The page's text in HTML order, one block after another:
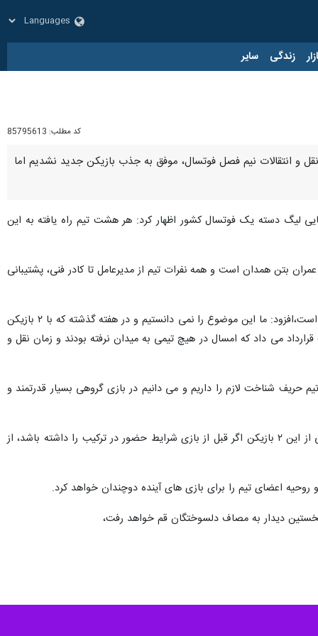
زندگی سایر
کد مطلب: 85795613
و انتقالات نیم فصل فوتسال، موفق به جذب بازیکن جدید نشدیم اما
لیگ دسته یک فوتسال کشور اظهار کرد: هر هشت تیم راه یافته به این
بتن همدان است و همه نفرات تیم از مدیرعامل تا کادر فنی، پشتیبانی
زارعی با بیان به اینکه در قانون کمیته فوتسال فدراسیون فوتبال، فصل جابه جایی بازیکنان در مرحله قبلی پایان یافته است،افزود: ما این موضوع را نمی دانستیم و در هفته گذشته که با ۲ بازیکن
می داد که امسال در هیچ تیمی به میدان نرفته بودند و زمان نقل و
شناخت لازم را داریم و می دانیم در بازی گروهی بسیار قدرتمند و
سرمربی عمران بتن اکباتان خاطرنشان کرد: در بازی امروز ۲ بازیکن را به دلیل مصدومیت در اختیار نداریم و البته یکی از این ۲ بازیکن اگر قبل از بازی شرایط حضور در ترکیب را داشته باشد، از
اعضای تیم را برای بازی های آینده دوچندان خواهد کرد.
نخستین دیدار به مصاف دلسوختگان قم خواهد رفت،